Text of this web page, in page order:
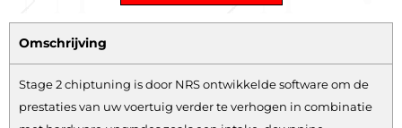
Omschrijving
Stage 2 chiptuning is door NRS ontwikkelde software om de
prestaties van uw voertuig verder te verhogen in combinatie